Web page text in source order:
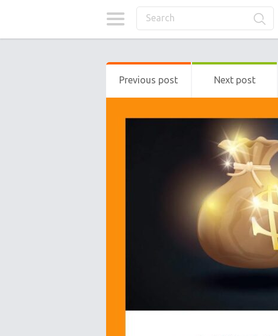
Previous post Next post